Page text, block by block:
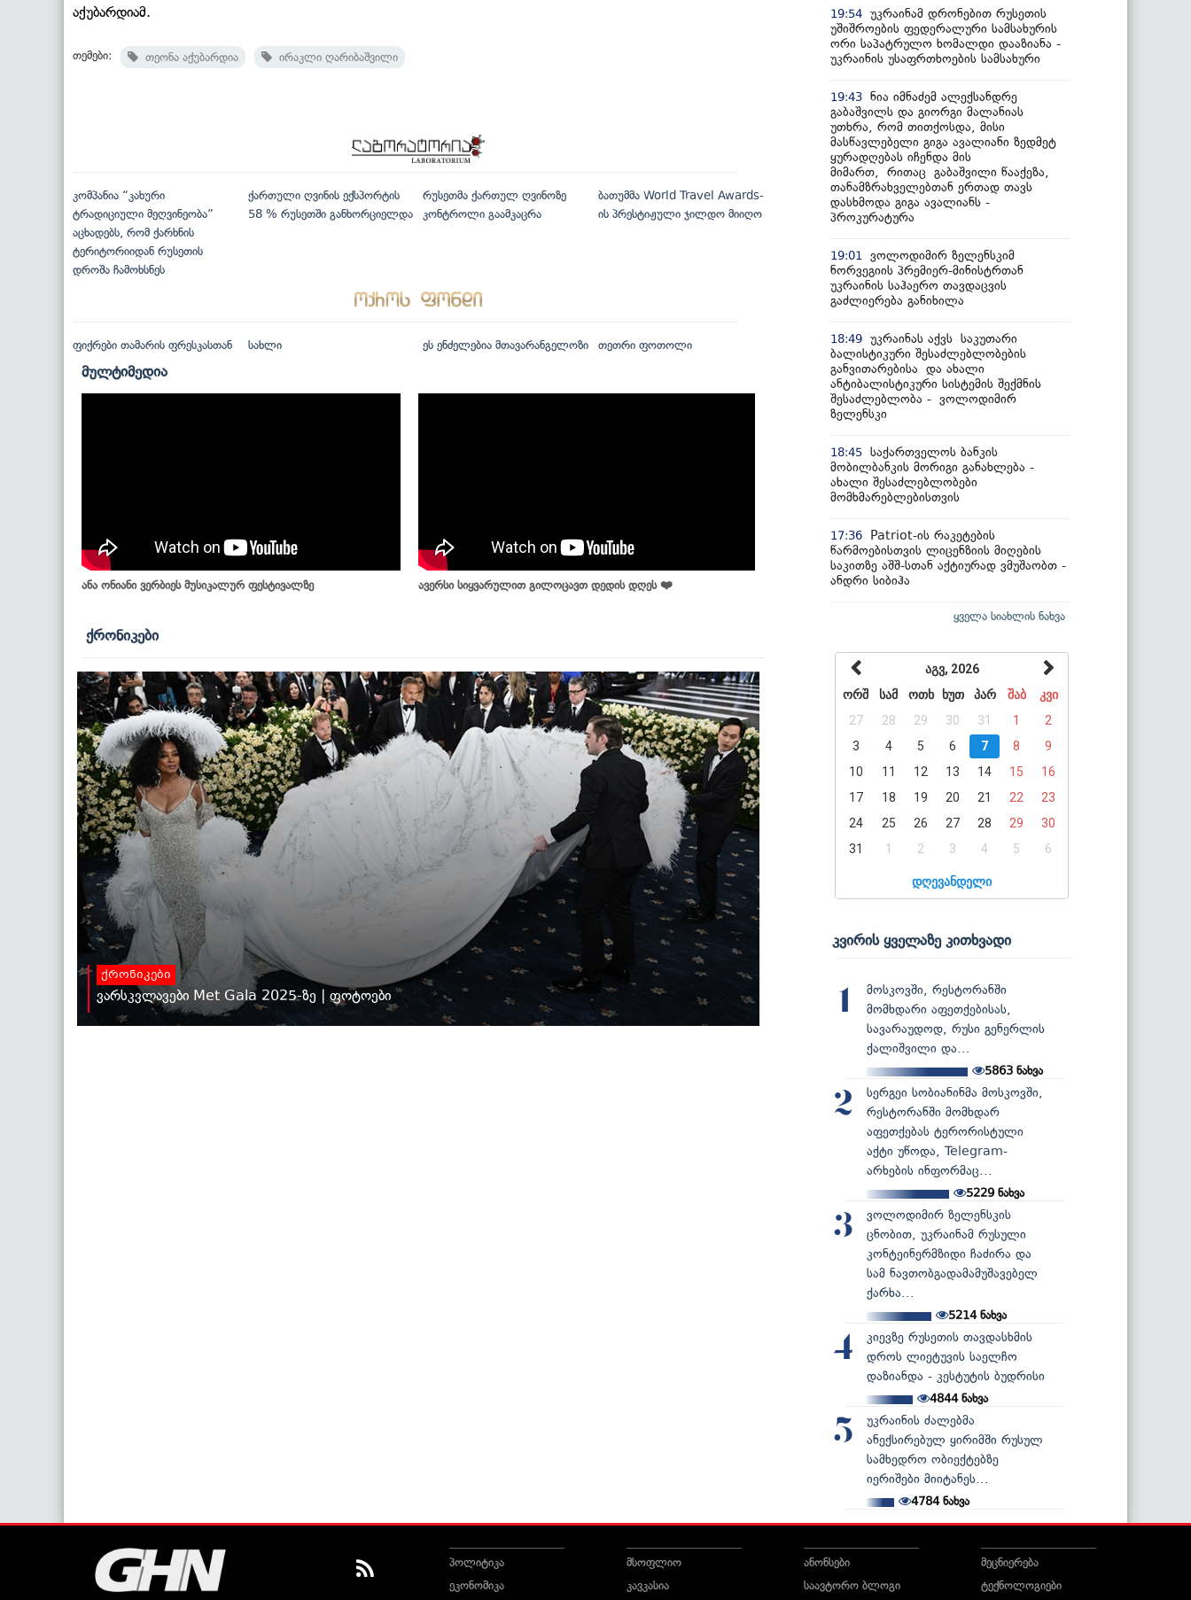
აქუბარდიამ.
თემები: თეონა აქუბარდია ირაკლი ღარიბაშვილი
კომპანია “კახური
ტრადიციული მეღვინეობა”
აცხადებს, რომ ქარხნის
ტერიტორიიდან რუსეთის
დროშა ჩამოხსნეს
ქართული ღვინის ექსპორტის
58 % რუსეთში განხორციელდა
რუსეთმა ქართულ ღვინოზე
კონტროლი გაამკაცრა
ბათუმმა World Travel Awards-
ის პრესტიჟული ჯილდო მიიღო
ფიქრები თამარის ფრესკასთან სახლი ეს ენძელებია მთავარანგელოზი თეთრი ფოთოლი
მულტიმედია
ანა ონიანი ვერბიეს მუსიკალურ ფესტივალზე ავერსი სიყვარულით გილოცავთ დედის დღეს ❤️
ქრონიკები
ქრონიკები
ვარსკვლავები Met Gala 2025-ზე | ფოტოები
19:54 უკრაინამ დრონებით რუსეთის
უშიშროების ფედერალური სამსახურის
ორი საპატრულო ხომალდი დააზიანა -
უკრაინის უსაფრთხოების სამსახური
19:43 ნია იმნაძემ ალექსანდრე
გაბაშვილს და გიორგი მალანიას
უთხრა, რომ თითქოსდა, მისი
მასწავლებელი გიგა ავალიანი ზედმეტ
ყურადღებას იჩენდა მის
მიმართ, რითაც გაბაშვილი წააქეზა,
თანამზრახველებთან ერთად თავს
დასხმოდა გიგა ავალიანს -
პროკურატურა
19:01
ვოლოდიმირ ზელენსკიმ
ნორვეგიის პრემიერ-მინისტრთან
უკრაინის საჰაერო თავდაცვის
გაძლიერება განიხილა
18:49 უკრაინას აქვს საკუთარი
ბალისტიკური შესაძლებლობების
განვითარებისა და ახალი
ანტიბალისტიკური სისტემის შექმნის
შესაძლებლობა - ვოლოდიმირ
ზელენსკი
18:45 საქართველოს ბანკის
მობილბანკის მორიგი განახლება -
ახალი შესაძლებლობები
მომხმარებლებისთვის
17:36
Patriot-ის რაკეტების
წარმოებისთვის ლიცენზიის მიღების
საკითზე აშშ-სთან აქტიურად ვმუშაობთ -
ანდრი სიბიჰა
ყველა სიახლის ნახვა
აგვ, 2026
ორშ
სამ ოთხ ხუთ პარ შაბ
კვი
27
28 29 30 31 1
2
3
4 5 6 7 8
9
10
11 12 13 14 15
16
17
18 19 20 21 22
23
24
25 26 27 28 29
30
31
1 2 3 4 5 6
დღევანდელი
კვირის ყველაზე კითხვადი
1
მოსკოვში, რესტორანში
მომხდარი აფეთქებისას,
სავარაუდოდ, რუსი გენერლის
ქალიშვილი და...
5863 ნახვა
2
სერგეი სობიანინმა მოსკოვში,
რესტორანში მომხდარ
აფეთქებას ტერორისტული
აქტი უწოდა, Telegram-
არხების ინფორმაც...
5229 ნახვა
3
ვოლოდიმირ ზელენსკის
ცნობით, უკრაინამ რუსული
კონტეინერმზიდი ჩაძირა და
სამ ნავთობგადამამუშავებელ
ქარხა...
5214ნახვა
4
კიევზე რუსეთის თავდასხმის
დროს ლიეტუვის საელჩო
დაზიანდა - კესტუტის ბუდრისი
4844ნახვა
5
უკრაინის ძალებმა
ანექსირებულ ყირიმში რუსულ
სამხედრო ობიექტებზე
იერიშები მიიტანეს...
4784ნახვა
პოლიტიკა
ეკონომიკა
მსოფლიო
კავკასია
ანონსები
საავტორო ბლოგი
მეცნიერება
ტექნოლოგიები